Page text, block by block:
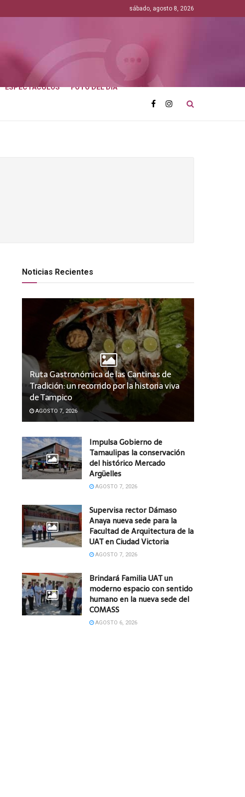
sábado, agosto 8, 2026
ESPECTÁCULOS FOTO DEL DÍA
Noticias Recientes
Ruta Gastronómica de las Cantinas de
Tradición: un recorrido por la historia viva
de Tampico
AGOSTO 7, 2026
Impulsa Gobierno de
Tamaulipas la conservación
del histórico Mercado
Argüelles
AGOSTO 7, 2026
Supervisa rector Dámaso
Anaya nueva sede para la
Facultad de Arquitectura de la
UAT en Ciudad Victoria
AGOSTO 7, 2026
Brindará Familia UAT un
moderno espacio con sentido
humano en la nueva sede del
COMASS
AGOSTO 6, 2026